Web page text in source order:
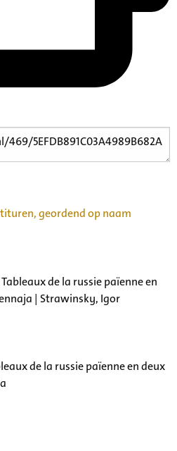
geordend op naam
de la russie païenne en
| Strawinsky, Igor
de la russie païenne en deux